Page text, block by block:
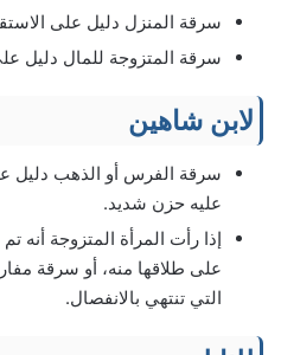
سرقة المنزل دليل على
سرقة المتزوجة للمال دليل
لابن شاهين
سرقة الفرس أو الذهب دليل
عليه حزن شديد.
إذا رأت المرأة المتزوجة
على طلاقها منه، أو سرقة
التي تنتهي بالانفصال.